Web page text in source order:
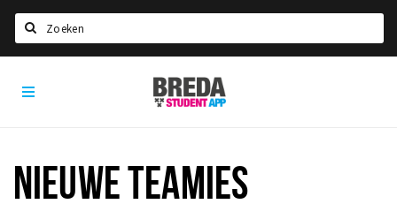
HOME
Voel je thuis in Breda | GoodMood
Breda
Student
NIEUWE TEAMIES